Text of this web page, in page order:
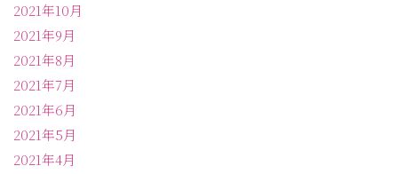
2021年10月
2021年9月
2021年8月
2021年7月
2021年6月
2021年5月
2021年4月